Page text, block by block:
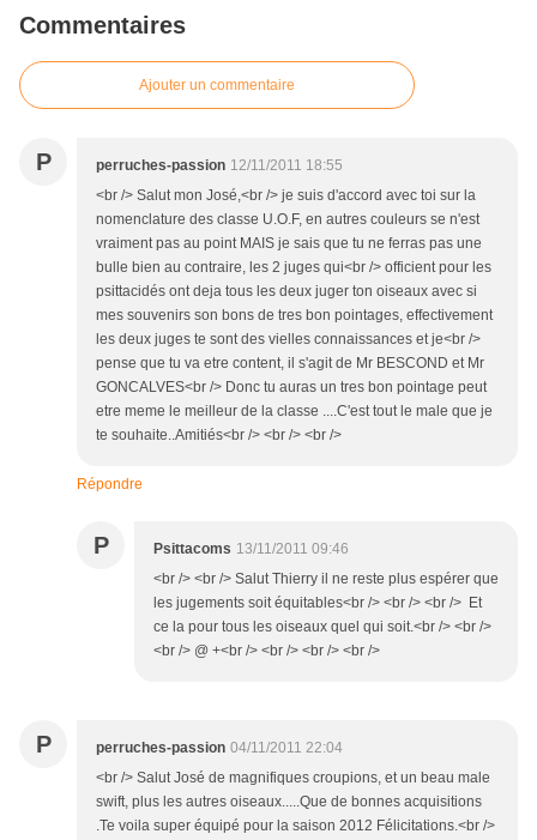
Commentaires
Ajouter un commentaire
P perruches-passion 12/11/2011 18:55
<br /> Salut mon José,<br /> je suis d'accord avec toi sur la
nomenclature des classe U.O.F, en autres couleurs se n'est
vraiment pas au point MAIS je sais que tu ne ferras pas une
bulle bien au contraire, les 2 juges qui<br /> officient pour les
psittacidés ont deja tous les deux juger ton oiseaux avec si
mes souvenirs son bons de tres bon pointages, effectivement
les deux juges te sont des vielles connaissances et je<br />
pense que tu va etre content, il s'agit de Mr BESCOND et Mr
GONCALVES<br /> Donc tu auras un tres bon pointage peut
etre meme le meilleur de la classe ....C'est tout le male que je
te souhaite..Amitiés<br /> <br /> <br />
Répondre
P Psittacoms 13/11/2011 09:46
<br /> <br /> Salut Thierry il ne reste plus espérer que
les jugements soit équitables<br /> <br /> <br /> Et
ce la pour tous les oiseaux quel qui soit.<br /> <br />
<br /> @ +<br /> <br /> <br /> <br />
P perruches-passion 04/11/2011 22:04
<br /> Salut José de magnifiques croupions, et un beau male
swift, plus les autres oiseaux.....Que de bonnes acquisitions
.Te voila super équipé pour la saison 2012 Félicitations.<br />